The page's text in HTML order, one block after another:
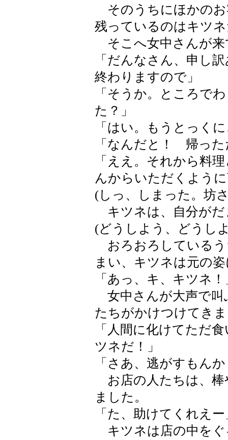
そのうちにほかのお
残っているのはキツ
そこへ女中さんが来
「だんなさん、申し
終わりますので」
「そうか。ところで
た？」
「はい。もうとっく
「なんだと！ 帰った
「ええ。それから料
んからいただくよう
(しっ、しまった。坊
キツネは、自分がだ
(どうしよう、どうし
おろおろしているう
まい、キツネは元の
「あっ、キ、キツネ！
女中さんが大声で叫
たちがかけつけてき
「人間に化けてただ
ツネだ！」
「さあ、逃がすもん
お店の人たちは、棒
ました。
「た、助けてくれえー
キツネは店の中をぐ